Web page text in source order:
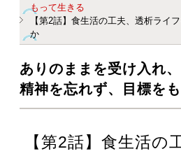
もって生きる
【第2話】食生活の工夫、透析ライ
か
ありのままを受け入れ
精神を忘れず、目標を
【第2話】食生活の